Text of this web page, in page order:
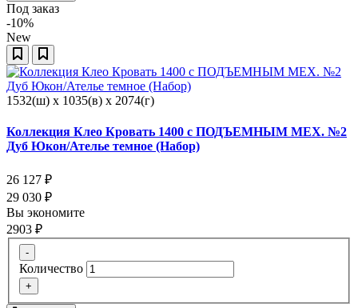
Под заказ
-10%
New
1532(ш) x 1035(в) x 2074(г)
Коллекция Клео Кровать 1400 с ПОДЪЕМНЫМ МЕХ. №2
Дуб Юкон/Ателье темное (Набор)
26 127 ₽
29 030 ₽
Вы экономите
2903 ₽
-
Количество
+